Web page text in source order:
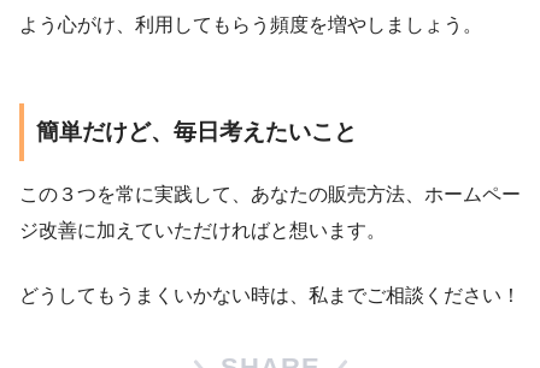
よう心がけ、利用してもらう頻度を増やしましょう。
簡単だけど、毎日考えたいこと
この３つを常に実践して、あなたの販売方法、ホームペー
ジ改善に加えていただければと想います。
どうしてもうまくいかない時は、私までご相談ください！